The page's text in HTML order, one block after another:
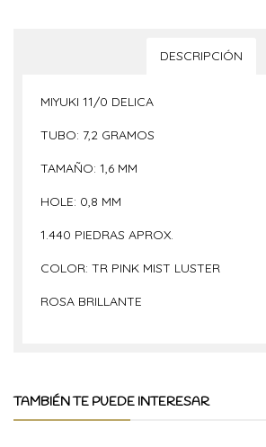
DESCRIPCIÓN
MIYUKI 11/0 DELICA
TUBO: 7,2 GRAMOS
TAMAÑO: 1,6 MM
HOLE: 0,8 MM
1.440 PIEDRAS APROX.
COLOR: TR PINK MIST LUSTER
ROSA BRILLANTE
TAMBIÉN TE PUEDE INTERESAR